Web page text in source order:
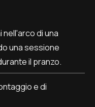
nell'arco di una
una sessione
il pranzo.
e di